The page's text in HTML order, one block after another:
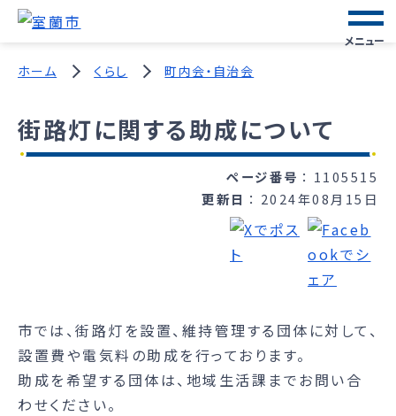
メニュー
ホーム くらし 町内会・自治会
街路灯に関する助成について
ページ番号
1105515
更新日
2024年08月15日
市では、街路灯を設置、維持管理する団体に対して、
設置費や電気料の助成を行っております。
助成を希望する団体は、地域生活課までお問い合
わせください。